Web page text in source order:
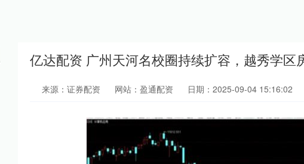
亿达配资 广州天河名校圈持续扩容，越秀学
来源：证券配资 网站：盈通配资 日期：2025-09-04 15:16:02